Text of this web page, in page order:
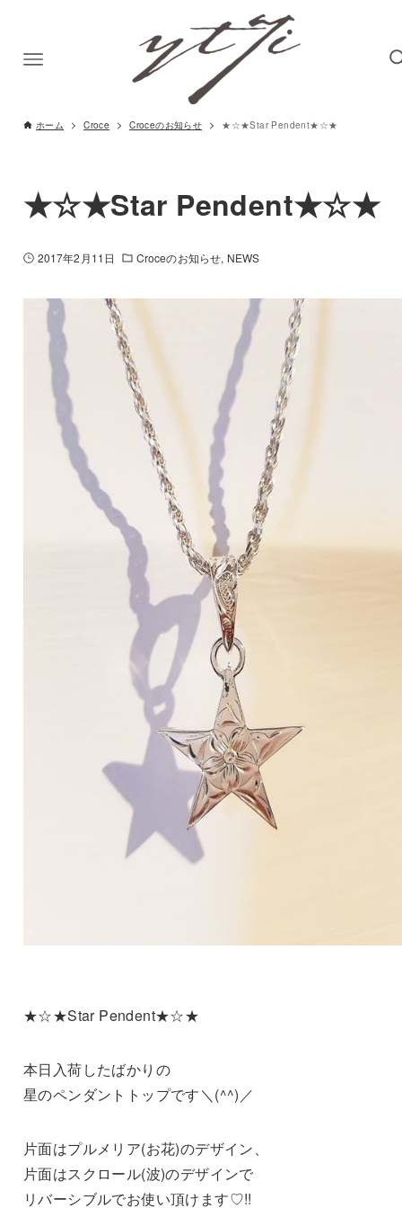
ホーム Croce Croceのお知らせ ★☆★Star Pendent★☆★
★☆★Star Pendent★☆★
2017年2月11日 Croceのお知らせ NEWS
★☆★Star Pendent★☆★
本日入荷したばかりの
星のペンダントトップです＼(^^)／
片面はプルメリア(お花)のデザイン、
片面はスクロール(波)のデザインで
リバーシブルでお使い頂けます♡!!